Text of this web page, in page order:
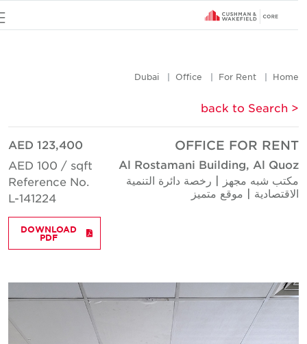
Home
For Rent
Office
Dubai
< back to Search
OFFICE FOR RENT
Al Rostamani Building, Al Quoz
مكتب شبه مجهز | رخصة دائرة التنمية
الاقتصادية | موقع متميز
AED 123,400
AED 100 / sqft
Reference No.
L-141224
DOWNLOAD
PDF